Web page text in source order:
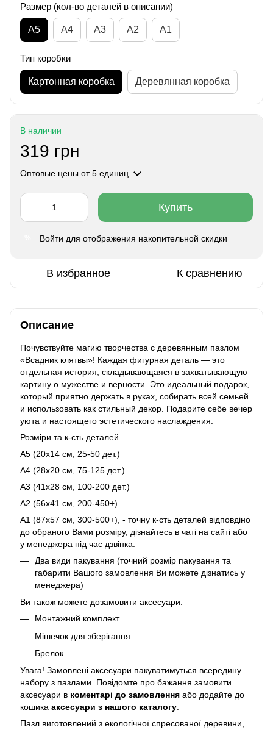
Размер (кол-во деталей в описании)
А5 А4 A3 A2 A1
Тип коробки
Картонная коробка Деревянная коробка
В наличии
319 грн
Оптовые цены от 5 единиц
Купить
Войти для отображения накопительной скидки
В избранное К сравнению
Описание
Почувствуйте магию творчества с деревянным пазлом
«Всадник клятвы»! Каждая фигурная деталь — это
отдельная история, складывающаяся в захватывающую
картину о мужестве и верности. Это идеальный подарок,
который приятно держать в руках, собирать всей семьей
и использовать как стильный декор. Подарите себе вечер
уюта и настоящего эстетического наслаждения.
Розміри та к-сть деталей
A5 (20х14 см, 25-50 дет.)
A4 (28x20 см, 75-125 дет.)
A3 (41х28 см, 100-200 дет.)
A2 (56х41 см, 200-450+)
A1 (87х57 см, 300-500+), - точну к-сть деталей відповдіно
до обраного Вами розміру, дізнайтесь в чаті на сайті або
у менеджера під час дзвінка.
Два види пакування (точний розмір пакування та
габарити Вашого замовлення Ви можете дізнатись у
менеджера)
Ви також можете дозамовити аксесуари:
Монтажний комплект
Мішечок для зберігання
Брелок
Увага! Замовлені аксесуари пакуватимуться всередину
набору з пазлами. Повідомте про бажання замовити
аксесуари в коментарі до замовлення або додайте до
кошика аксесуари з нашого каталогу.
Пазл виготовлений з екологічної спресованої деревини,